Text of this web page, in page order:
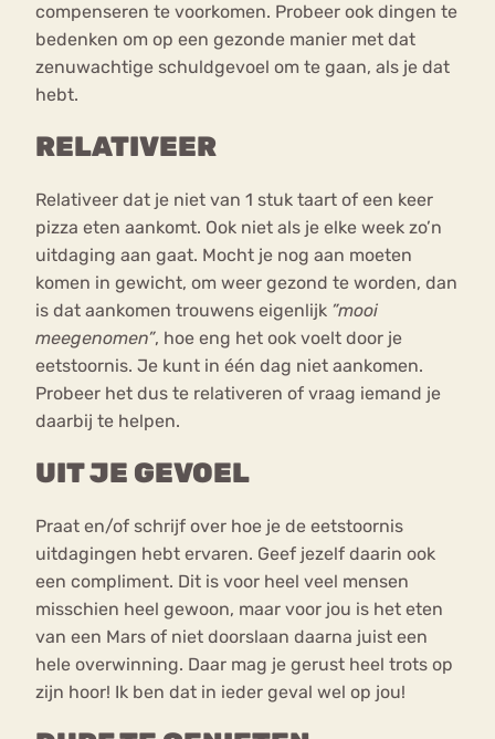
compenseren te voorkomen. Probeer ook dingen te
bedenken om op een gezonde manier met dat
zenuwachtige schuldgevoel om te gaan, als je dat
hebt.
RELATIVEER
Relativeer dat je niet van 1 stuk taart of een keer
pizza eten aankomt. Ook niet als je elke week zo’n
uitdaging aan gaat. Mocht je nog aan moeten
komen in gewicht, om weer gezond te worden, dan
is dat aankomen trouwens eigenlijk ”mooi
meegenomen”, hoe eng het ook voelt door je
eetstoornis. Je kunt in één dag niet aankomen.
Probeer het dus te relativeren of vraag iemand je
daarbij te helpen.
UIT JE GEVOEL
Praat en/of schrijf over hoe je de eetstoornis
uitdagingen hebt ervaren. Geef jezelf daarin ook
een compliment. Dit is voor heel veel mensen
misschien heel gewoon, maar voor jou is het eten
van een Mars of niet doorslaan daarna juist een
hele overwinning. Daar mag je gerust heel trots op
zijn hoor! Ik ben dat in ieder geval wel op jou!